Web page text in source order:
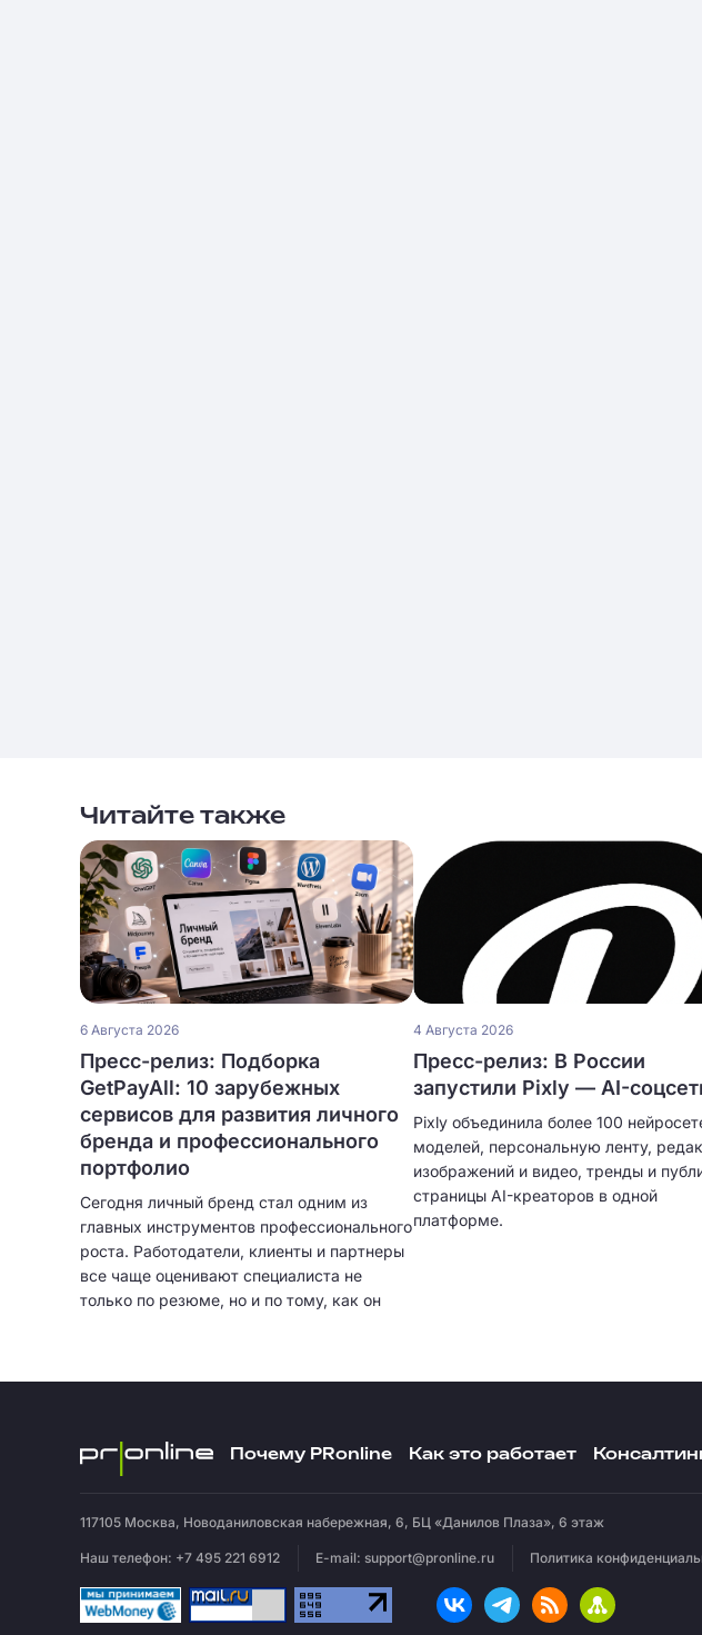
Читайте также
6 Августа 2026
Пресс-релиз: Подборка
GetPayAll: 10 зарубежных
сервисов для развития личного
бренда и профессионального
портфолио
Сегодня личный бренд стал одним из
главных инструментов профессионального
роста. Работодатели, клиенты и партнеры
все чаще оценивают специалиста не
только по резюме, но и по тому, как он
быстрее находить проекты, получать
предложения о сотрудничестве и
4 Августа 2026
Пресс-релиз: В России
запустили Pixly — AI-
Pixly объединила более 100
моделей, персональную ленту,
изображений и видео, тренды и
страницы AI-креаторов в одной
платформе.
Почему PRonline Как это работает
117105 Москва, Новоданиловская набережная, 6, БЦ «Данилов Плаза», 6 этаж
Наш телефон: +7 495 221 6912 E-mail: support@pronline.ru Политика